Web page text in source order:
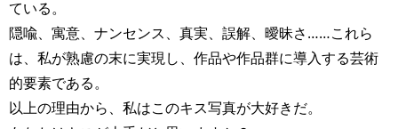
ている。
隠喩、寓意、ナンセンス、真実、誤解、曖昧さ……これら
は、私が熟慮の末に実現し、作品や作品群に導入する芸術
的要素である。
以上の理由から、私はこのキス写真が大好きだ。